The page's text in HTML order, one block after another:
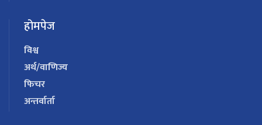
होमपेज
विश्व
अर्थ/वाणिज्य
फिचर
अन्तर्वार्ता